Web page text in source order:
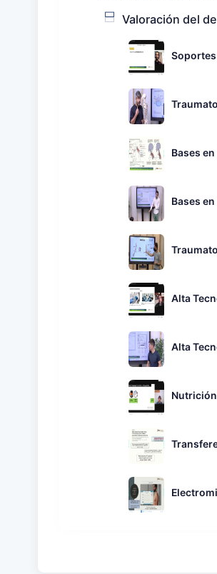
Valoración del
Bases
Bases
Alta
Alta